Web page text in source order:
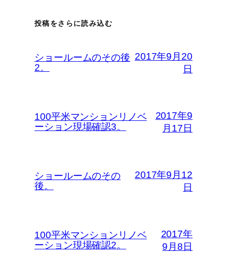
投稿をさらに読み込む
ショールームのその後
2。
2017年9月20
日
100平米マンションリノベ
ーション現場確認3。
2017年9
月17日
ショールームのその
後。
2017年9月12
日
100平米マンションリノベ
ーション現場確認2。
2017年
9月8日